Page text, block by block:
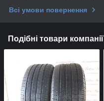
Всі умови повернення
Подібні товари компанії